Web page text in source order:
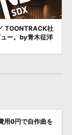
TOONTRACK社
ー。by青木征洋
用0円で自作曲を